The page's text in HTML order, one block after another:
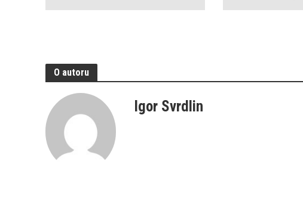
O autoru
Igor Svrdlin